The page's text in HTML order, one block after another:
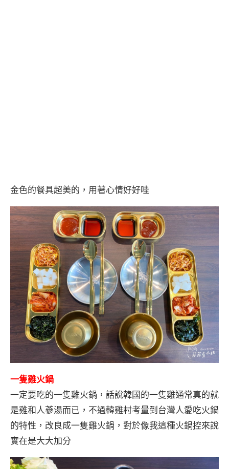
金色的餐具超美的，用著心情好好哇
一隻雞火鍋
一定要吃的一隻雞火鍋，話說韓國的一隻雞通常真的就
是雞和人蔘湯而已，不過韓雞村考量到台灣人愛吃火鍋
的特性，改良成一隻雞火鍋，對於像我這種火鍋控來說
實在是大大加分